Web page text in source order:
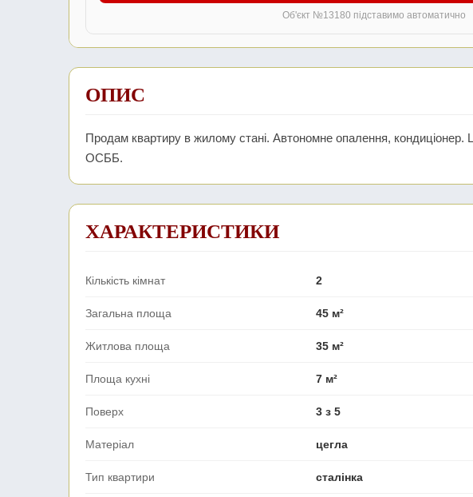
Об'єкт №13180 підставимо автоматично
ОПИС
Продам квартиру в жилому стані. Автономне опалення,
ОСББ.
ХАРАКТЕРИСТИКИ
Кількість кімнат 2
Загальна площа 45 м²
Житлова площа 35 м²
Площа кухні 7 м²
Поверх 3 з 5
Матеріал цегла
Тип квартири сталінка